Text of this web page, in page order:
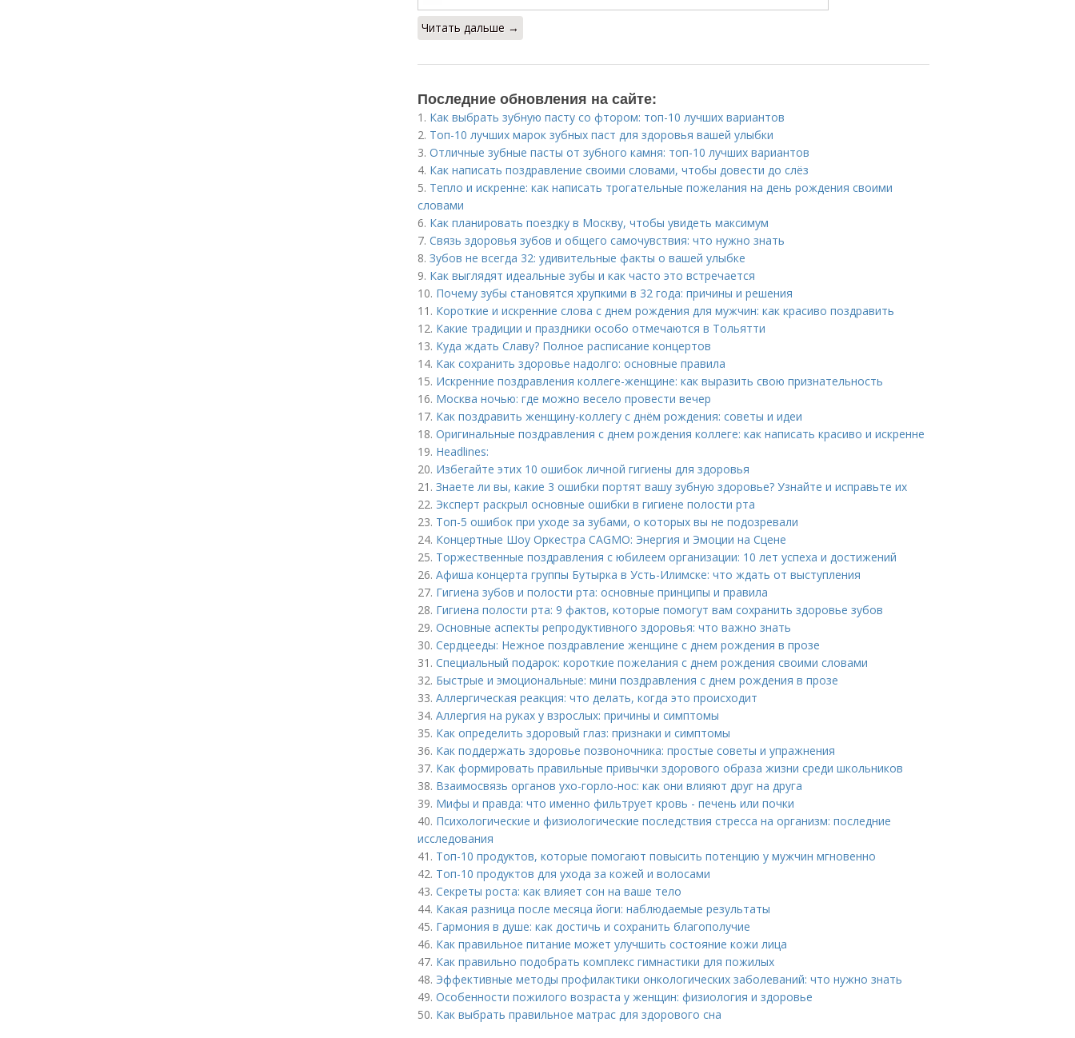
Читать дальше →
Последние обновления на сайте:
1. Как выбрать зубную пасту со фтором: топ-10 лучших вариантов
2. Топ-10 лучших марок зубных паст для здоровья вашей улыбки
3. Отличные зубные пасты от зубного камня: топ-10 лучших вариантов
4. Как написать поздравление своими словами, чтобы довести до слёз
5. Тепло и искренне: как написать трогательные пожелания на день рождения своими
словами
6. Как планировать поездку в Москву, чтобы увидеть максимум
7. Связь здоровья зубов и общего самочувствия: что нужно знать
8. Зубов не всегда 32: удивительные факты о вашей улыбке
9. Как выглядят идеальные зубы и как часто это встречается
10. Почему зубы становятся хрупкими в 32 года: причины и решения
11. Короткие и искренние слова с днем рождения для мужчин: как красиво поздравить
12. Какие традиции и праздники особо отмечаются в Тольятти
13. Куда ждать Славу? Полное расписание концертов
14. Как сохранить здоровье надолго: основные правила
15. Искренние поздравления коллеге-женщине: как выразить свою признательность
16. Москва ночью: где можно весело провести вечер
17. Как поздравить женщину-коллегу с днём рождения: советы и идеи
18. Оригинальные поздравления с днем рождения коллеге: как написать красиво и искренне
19. Headlines:
20. Избегайте этих 10 ошибок личной гигиены для здоровья
21. Знаете ли вы, какие 3 ошибки портят вашу зубную здоровье? Узнайте и исправьте их
22. Эксперт раскрыл основные ошибки в гигиене полости рта
23. Топ-5 ошибок при уходе за зубами, о которых вы не подозревали
24. Концертные Шоу Оркестра CAGMO: Энергия и Эмоции на Сцене
25. Торжественные поздравления с юбилеем организации: 10 лет успеха и достижений
26. Афиша концерта группы Бутырка в Усть-Илимске: что ждать от выступления
27. Гигиена зубов и полости рта: основные принципы и правила
28. Гигиена полости рта: 9 фактов, которые помогут вам сохранить здоровье зубов
29. Основные аспекты репродуктивного здоровья: что важно знать
30. Сердцееды: Нежное поздравление женщине с днем рождения в прозе
31. Специальный подарок: короткие пожелания с днем рождения своими словами
32. Быстрые и эмоциональные: мини поздравления с днем рождения в прозе
33. Аллергическая реакция: что делать, когда это происходит
34. Аллергия на руках у взрослых: причины и симптомы
35. Как определить здоровый глаз: признаки и симптомы
36. Как поддержать здоровье позвоночника: простые советы и упражнения
37. Как формировать правильные привычки здорового образа жизни среди школьников
38. Взаимосвязь органов ухо-горло-нос: как они влияют друг на друга
39. Мифы и правда: что именно фильтрует кровь - печень или почки
40. Психологические и физиологические последствия стресса на организм: последние
исследования
41. Топ-10 продуктов, которые помогают повысить потенцию у мужчин мгновенно
42. Топ-10 продуктов для ухода за кожей и волосами
43. Секреты роста: как влияет сон на ваше тело
44. Какая разница после месяца йоги: наблюдаемые результаты
45. Гармония в душе: как достичь и сохранить благополучие
46. Как правильное питание может улучшить состояние кожи лица
47. Как правильно подобрать комплекс гимнастики для пожилых
48. Эффективные методы профилактики онкологических заболеваний: что нужно знать
49. Особенности пожилого возраста у женщин: физиология и здоровье
50. Как выбрать правильное матрас для здорового сна